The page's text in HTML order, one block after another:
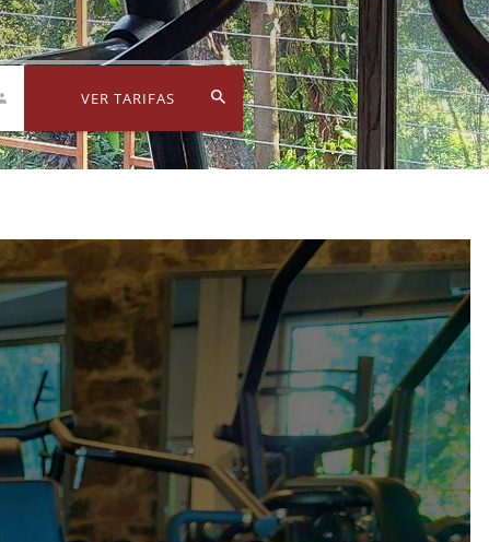
VER TARIFAS